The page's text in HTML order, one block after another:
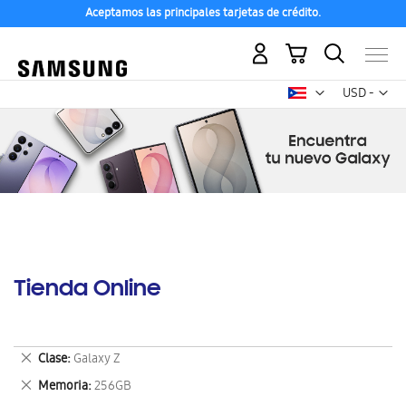
Aceptamos las principales tarjetas de crédito.
USD -
dólar
Mi carrito
Tienda Online
Clase Galaxy Z
Eliminar
este
artículo
Memoria 256GB
Eliminar